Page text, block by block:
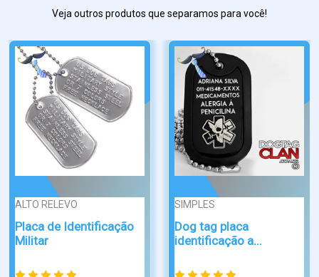
Veja outros produtos que separamos para você!
CLASSIC
Dog Tag Militar Brasil
CLASSIC
Dog Tag Placa
Mensagem...